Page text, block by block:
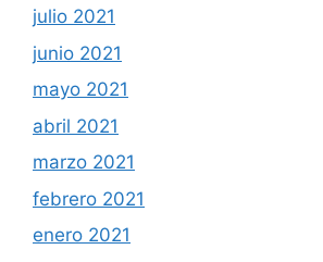
julio 2021
junio 2021
mayo 2021
abril 2021
marzo 2021
febrero 2021
enero 2021